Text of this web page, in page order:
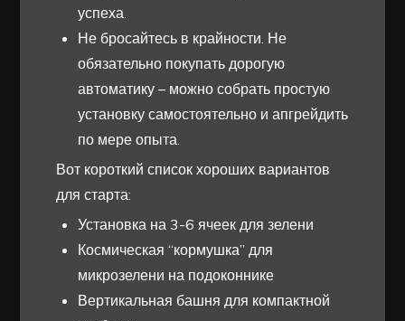
успеха.
Не бросайтесь в крайности. Не
обязательно покупать дорогую
автоматику – можно собрать простую
установку самостоятельно и апгрейдить
по мере опыта.
Вот короткий список хороших вариантов
для старта:
Установка на 3-6 ячеек для зелени
Космическая “кормушка” для
микрозелени на подоконнике
Вертикальная башня для компактной